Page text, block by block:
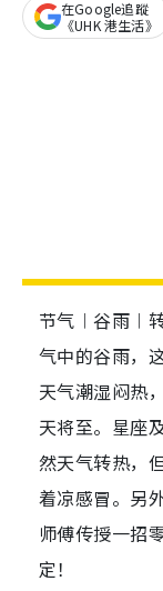
在Google追蹤
《UHK 港生活》
节气︱谷雨︱
气中的谷雨，
天气潮湿闷热
天将至。星座
然天气转热，
着凉感冒。另
师傅传授一招
定！